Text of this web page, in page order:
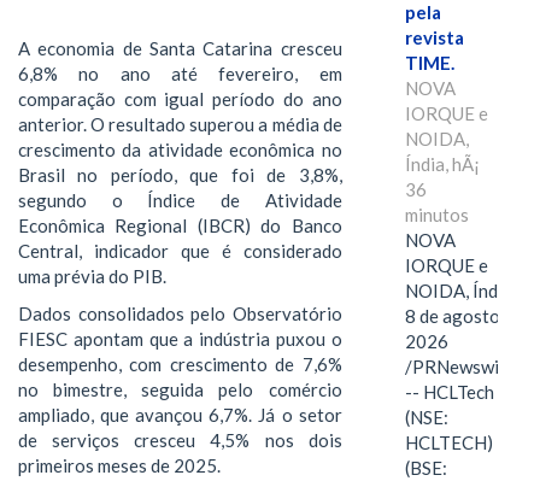
A economia de Santa Catarina cresceu
6,8% no ano até fevereiro, em
comparação com igual período do ano
anterior. O resultado superou a média de
crescimento da atividade econômica no
Brasil no período, que foi de 3,8%,
segundo o Índice de Atividade
Econômica Regional (IBCR) do Banco
Central, indicador que é considerado
uma prévia do PIB.
Dados consolidados pelo Observatório
FIESC apontam que a indústria puxou o
desempenho, com crescimento de 7,6%
no bimestre, seguida pelo comércio
ampliado, que avançou 6,7%. Já o setor
de serviços cresceu 4,5% nos dois
primeiros meses de 2025.
pela
revista
TIME.
NOVA
IORQUE e
NOIDA,
Índia, hÃ¡
36
minutos
NOVA
IORQUE e
NOIDA, Índia,
8 de agosto de
2026
/PRNewswire/
-- HCLTech
(NSE:
HCLTECH)
(BSE: